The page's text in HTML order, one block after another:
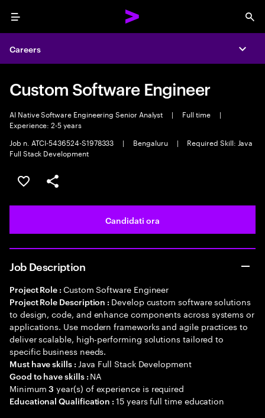
Menu
Careers
Custom Software Engineer
AI Native Software Engineering Senior Analyst | Full time
|
Experience: 2-5 years
Job n. ATCI-5436524-S1978333
| Bengaluru |
Required Skill: Java
Full Stack Development
Salva l'annuncio
Condividi l'annuncio
Candidati ora
Job Description
Project Role : Custom Software Engineer
Project Role Description : Develop custom software solutions
to design, code, and enhance components across systems or
applications. Use modern frameworks and agile practices to
deliver scalable, high-performing solutions tailored to
specific business needs.
Must have skills : Java Full Stack Development
Good to have skills : NA
Minimum3 year(s) of experience is required
Educational Qualification :15 years full time education